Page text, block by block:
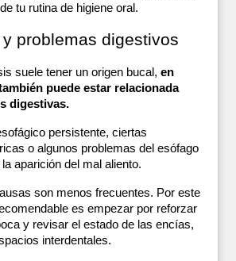
tu rutina de higiene oral.
problemas digestivos
suele tener un origen bucal, en
puede estar relacionada
digestivas.
persistente, ciertas
o algunos problemas del esófago
aparición del mal aliento.
son menos frecuentes. Por este
es empezar por reforzar
y revisar el estado de las encías,
interdentales.